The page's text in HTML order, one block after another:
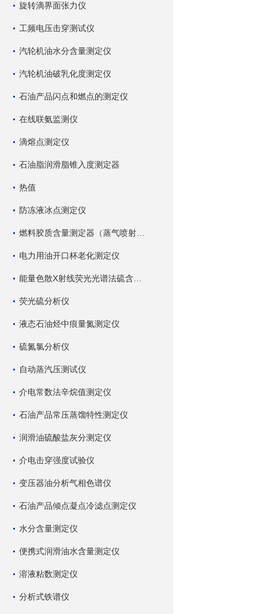
旋转滴界面张力仪
工频电压击穿测试仪
汽轮机油水分含量测定仪
汽轮机油破乳化度测定仪
石油产品闪点和燃点的测定仪
在线联氨监测仪
滴熔点测定仪
石油脂润滑脂锥入度测定器
热值
防冻液冰点测定仪
电力用油开口杯老化测定仪
荧光硫分析仪
液态石油烃中痕量氮测定仪
硫氮氯分析仪
自动蒸汽压测试仪
介电常数法辛烷值测定仪
石油产品常压蒸馏特性测定仪
润滑油硫酸盐灰分测定仪
介电击穿强度试验仪
变压器油分析气相色谱仪
石油产品倾点凝点冷滤点测定仪
水分含量测定仪
便携式润滑油水含量测定仪
溶液粘数测定仪
分析式铁谱仪